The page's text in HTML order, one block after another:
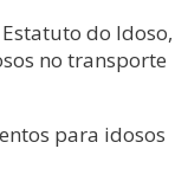
do Idoso,
no transporte
para idosos